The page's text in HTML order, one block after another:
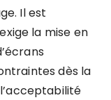
Il est
la mise en
dès la